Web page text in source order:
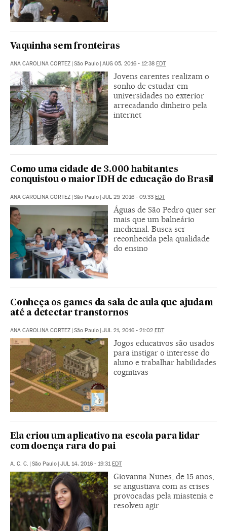
Vaquinha sem fronteiras
ANA CAROLINA CORTEZ São Paulo AUG 05, 2016 - 12:38 EDT
Jovens carentes realizam o
sonho de estudar em
universidades no exterior
arrecadando dinheiro pela
internet
Como uma cidade de 3.000 habitantes
conquistou o maior IDH de educação do Brasil
ANA CAROLINA CORTEZ São Paulo JUL 29, 2016 - 09:33 EDT
Águas de São Pedro quer ser
mais que um balneário
medicinal. Busca ser
reconhecida pela qualidade
do ensino
Conheça os games da sala de aula que ajudam
até a detectar transtornos
ANA CAROLINA CORTEZ São Paulo JUL 21, 2016 - 21:02 EDT
Jogos educativos são usados
para instigar o interesse do
aluno e trabalhar habilidades
cognitivas
Ela criou um aplicativo na escola para lidar
com doença rara do pai
A. C. C. São Paulo JUL 14, 2016 - 19:31 EDT
Giovanna Nunes, de 15 anos,
se angustiava com as crises
provocadas pela miastenia e
resolveu agir